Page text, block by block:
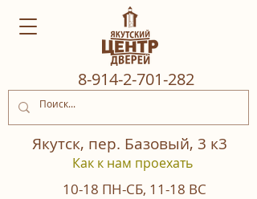
8‒914‒2‒701‒282
Якутск, пер. Базовый, 3 к3
Как к нам проехать
10-18 ПН-СБ, 11-18 ВС